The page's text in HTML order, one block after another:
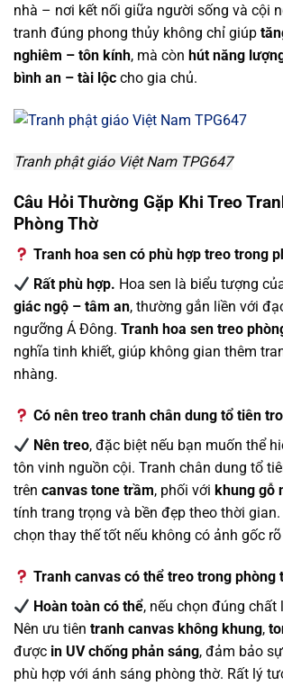
nhà – nơi kết nối giữa người sống và cội
tranh đúng phong thủy không chỉ giúp
nghiêm – tôn kính, mà còn hút năng
bình an – tài lộc cho gia chủ.
Tranh phật giáo Việt Nam TPG647
Câu Hỏi Thường Gặp Khi Treo
Phòng Thờ
Tranh hoa sen có phù hợp treo trong
Rất phù hợp. Hoa sen là biểu tượng
giác ngộ – tâm an, thường gắn liền với
ngưỡng Á Đông. Tranh hoa sen treo
nghĩa tinh khiết, giúp không gian thêm
nhàng.
Có nên treo tranh chân dung tổ tiên
Nên treo, đặc biệt nếu bạn muốn thể
tôn vinh nguồn cội. Tranh chân dung tổ
trên canvas tone trầm, phối với khung gỗ
tính trang trọng và bền đẹp theo thời
chọn thay thế tốt nếu không có ảnh gốc rõ
Tranh canvas có thể treo trong phòng
Hoàn toàn có thể, nếu chọn đúng chất
Nên ưu tiên tranh canvas không khung,
được in UV chống phản sáng, đảm bảo
phù hợp với ánh sáng phòng thờ. Rất lý